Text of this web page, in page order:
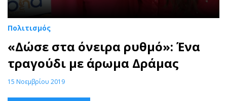
Πολιτισμός
«Δώσε στα όνειρα ρυθμό»: Ένα
τραγούδι με άρωμα Δράμας
15 Νοεμβρίου 2019